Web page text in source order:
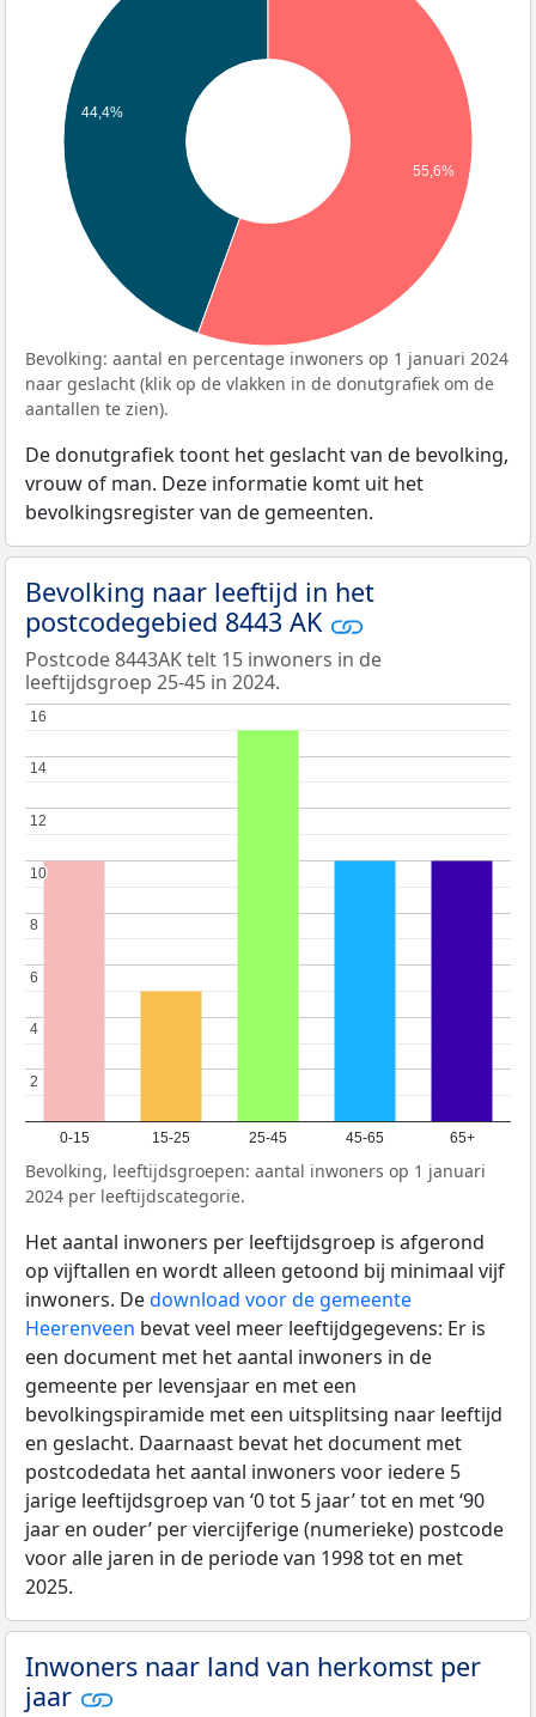
44,4%
55,6%
Bevolking: aantal en percentage inwoners op 1 januari 2024
naar geslacht (klik op de vlakken in de donutgrafiek om de
aantallen te zien).
De donutgrafiek toont het geslacht van de bevolking,
vrouw of man. Deze informatie komt uit het
bevolkingsregister van de gemeenten.
Bevolking naar leeftijd in het
postcodegebied 8443 AK
Postcode 8443AK telt 15 inwoners in de
leeftijdsgroep 25-45 in 2024.
0-15 15-25 25-45 45-65 65+
2
2
4
4
6
6
8
8
10
10
12
12
14
14
16
16
Bevolking, leeftijdsgroepen: aantal inwoners op 1 januari
2024 per leeftijdscategorie.
Het aantal inwoners per leeftijdsgroep is afgerond
op vijftallen en wordt alleen getoond bij minimaal vijf
inwoners. Dedownload voor de gemeente
Heerenveen bevat veel meer leeftijdgegevens: Er is
een document met het aantal inwoners in de
gemeente per levensjaar en met een
bevolkingspiramide met een uitsplitsing naar leeftijd
en geslacht. Daarnaast bevat het document met
postcodedata het aantal inwoners voor iedere 5
jarige leeftijdsgroep van ‘0 tot 5 jaar’ tot en met ‘90
jaar en ouder’ per viercijferige (numerieke) postcode
voor alle jaren in de periode van 1998 tot en met
2025.
Inwoners naar land van herkomst per
jaar